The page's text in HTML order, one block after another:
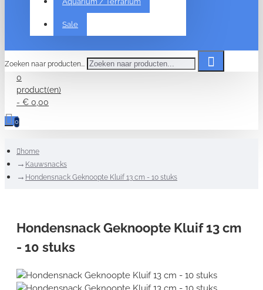
Sale
Zoeken naar producten...
0
product(en)
- € 0,00
0
home
Kauwsnacks
Hondensnack Geknoopte Kluif 13 cm - 10 stuks
Hondensnack Geknoopte Kluif 13 cm
- 10 stuks